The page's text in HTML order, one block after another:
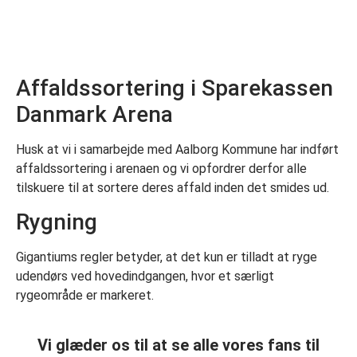
Affaldssortering i Sparekassen
Danmark Arena
Husk at vi i samarbejde med Aalborg Kommune har indført
affaldssortering i arenaen og vi opfordrer derfor alle
tilskuere til at sortere deres affald inden det smides ud.
Rygning
Gigantiums regler betyder, at det kun er tilladt at ryge
udendørs ved hovedindgangen, hvor et særligt
rygeområde er markeret.
Vi glæder os til at se alle vores fans til